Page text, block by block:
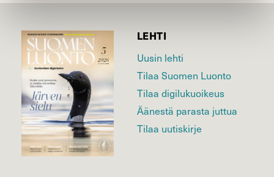
LEHTI
Uusin lehti
Tilaa Suomen Luonto
Tilaa digilukuoikeus
Äänestä parasta juttua
Tilaa uutiskirje